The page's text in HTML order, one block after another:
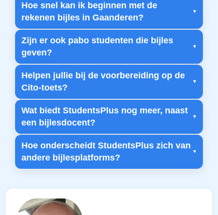
Hoe snel kan ik beginnen met de
rekenen bijles in Gaanderen?
Zijn er ook pabo studenten die bijles
geven?
Helpen jullie bij de voorbereiding op de
Cito-toets?
Wat biedt StudentsPlus nog meer, naast
een bijlesdocent?
Hoe onderscheidt StudentsPlus zich van
andere bijlesplatforms?